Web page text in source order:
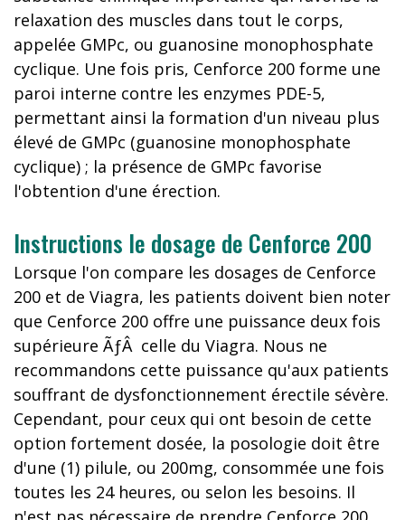
relaxation des muscles dans tout le corps,
appelée GMPc, ou guanosine monophosphate
cyclique. Une fois pris, Cenforce 200 forme une
paroi interne contre les enzymes PDE-5,
permettant ainsi la formation d'un niveau plus
élevé de GMPc (guanosine monophosphate
cyclique) ; la présence de GMPc favorise
l'obtention d'une érection.
Instructions le dosage de Cenforce 200
Lorsque l'on compare les dosages de Cenforce
200 et de Viagra, les patients doivent bien noter
que Cenforce 200 offre une puissance deux fois
supérieure ÃƒÂ celle du Viagra. Nous ne
recommandons cette puissance qu'aux patients
souffrant de dysfonctionnement érectile sévère.
Cependant, pour ceux qui ont besoin de cette
option fortement dosée, la posologie doit être
d'une (1) pilule, ou 200mg, consommée une fois
toutes les 24 heures, ou selon les besoins. Il